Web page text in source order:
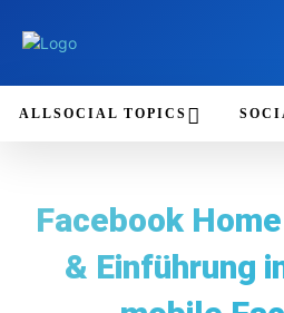
ALLSOCIAL TOPICS
Facebook
& Einführung